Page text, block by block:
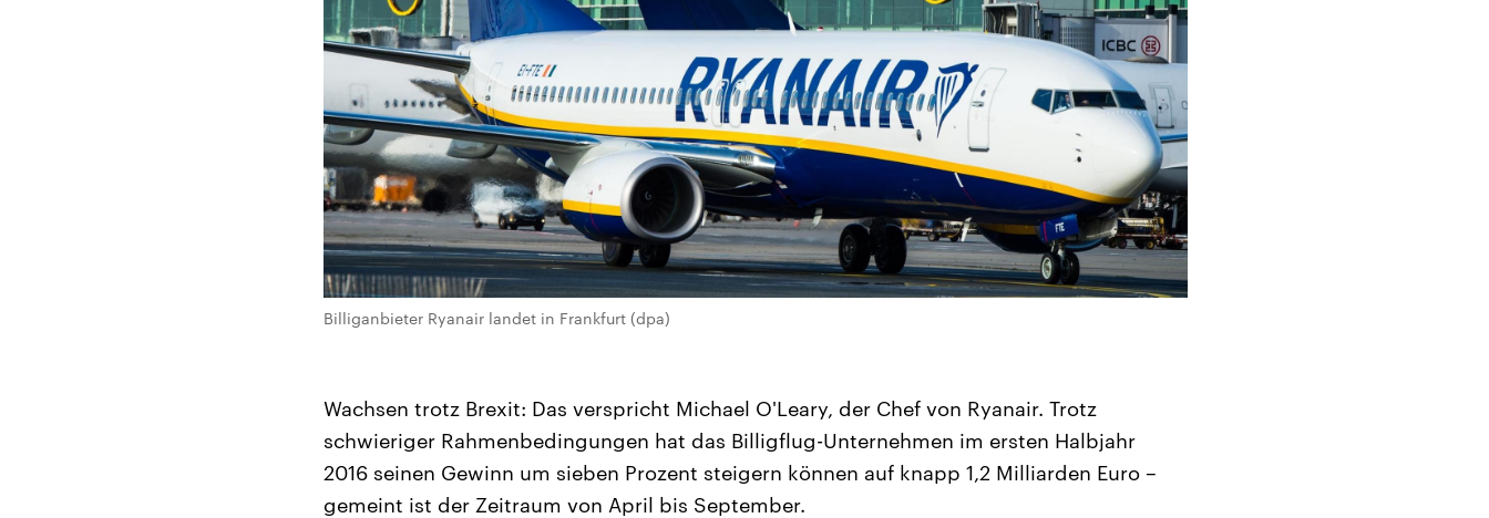
Billiganbieter Ryanair landet in Frankfurt (dpa)
Wachsen trotz Brexit: Das verspricht Michael O'Leary, der Chef von Ryanair. Trotz
schwieriger Rahmenbedingungen hat das Billigflug-Unternehmen im ersten Halbjahr
2016 seinen Gewinn um sieben Prozent steigern können auf knapp 1,2 Milliarden Euro –
gemeint ist der Zeitraum von April bis September.